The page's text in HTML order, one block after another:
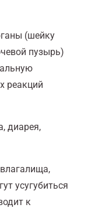
(шейку
пузырь)
реакций
диарея,
усугубиться
к